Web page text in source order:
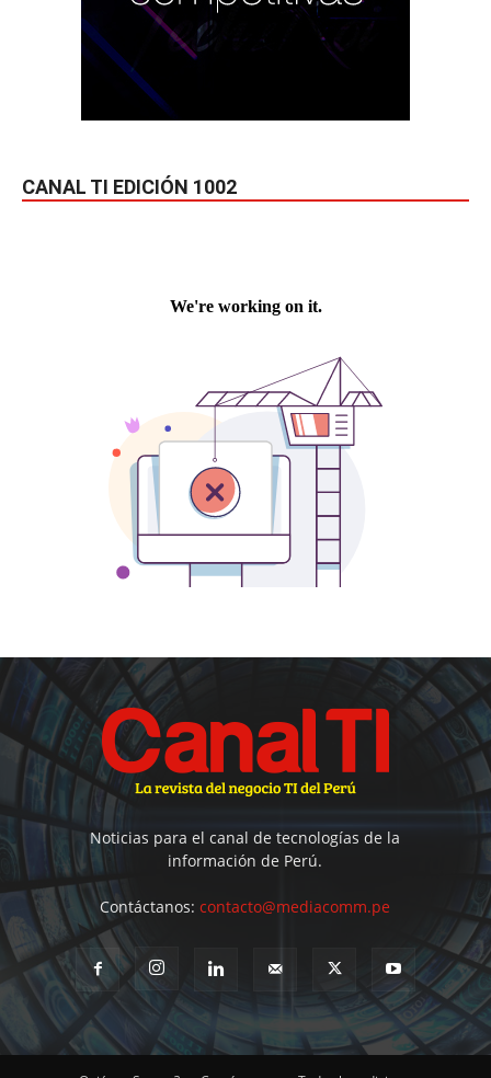
CANAL TI EDICIÓN 1002
Noticias para el canal de tecnologías de la
información de Perú.
Contáctanos:contacto@mediacomm.pe